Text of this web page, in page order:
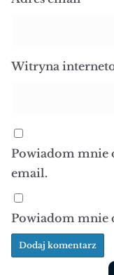
Witryna
Powiadom mnie
email.
Powiadom mnie